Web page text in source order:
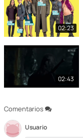
Comentarios
Usuario
02:23
02:43